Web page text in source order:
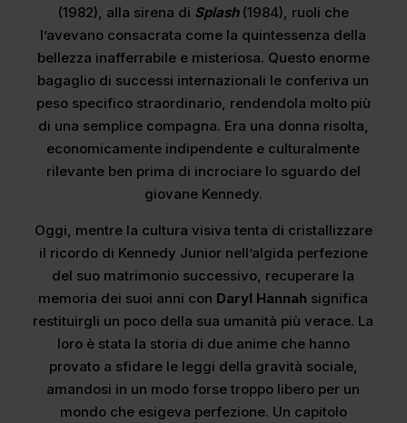
(1982), alla sirena di Splash(1984), ruoli che
l’avevano consacrata come la quintessenza della
bellezza inafferrabile e misteriosa. Questo enorme
bagaglio di successi internazionali le conferiva un
peso specifico straordinario, rendendola molto più
di una semplice compagna. Era una donna risolta,
economicamente indipendente e culturalmente
rilevante ben prima di incrociare lo sguardo del
giovane Kennedy.
Oggi, mentre la cultura visiva tenta di cristallizzare
il ricordo di Kennedy Junior nell’algida perfezione
del suo matrimonio successivo, recuperare la
memoria dei suoi anni con Daryl Hannah significa
restituirgli un poco della sua umanità più verace. La
loro è stata la storia di due anime che hanno
provato a sfidare le leggi della gravità sociale,
amandosi in un modo forse troppo libero per un
mondo che esigeva perfezione. Un capitolo